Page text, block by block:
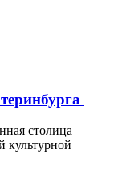
столица
культурной